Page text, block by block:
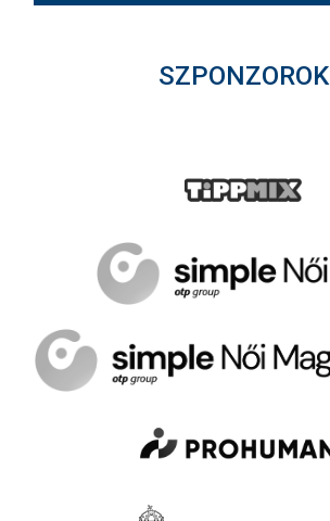
SZPONZOROK